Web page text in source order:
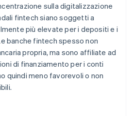
sulla digitalizzazione
fintech siano soggetti a
più elevate per i depositi e i
banche fintech spesso non
propria, ma sono affiliate ad
di finanziamento per i conti
quindi meno favorevoli o non